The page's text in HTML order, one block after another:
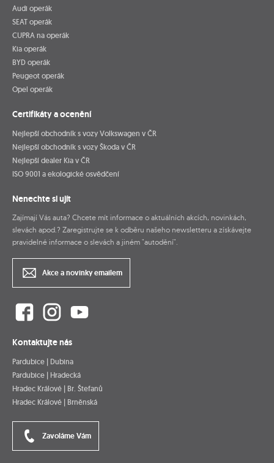
Audi operák
SEAT operák
CUPRA na operák
Kia operák
BYD operák
Peugeot operák
Opel operák
Certifikáty a ocenění
Nejlepší obchodník s vozy Volkswagen v ČR
Nejlepší obchodník s vozy Škoda v ČR
Nejlepší dealer Kia v ČR
ISO 9001 a ekologické osvědčení
Nenechte si ujít
Zajímají Vás auta? Chcete mít informace o aktuálních akcích, novinkách,
slevách apod.? Zaregistrujte se k odběru našeho newsletteru a získávejte
pravidelné informace o slevách a jiném "autodění".
Akce a novinky emailem
Kontaktujte nás
Pardubice | Dubina
Pardubice | Hradecká
Hradec Králové | Br. Štefanů
Hradec Králové | Brněnská
Zavoláme Vám